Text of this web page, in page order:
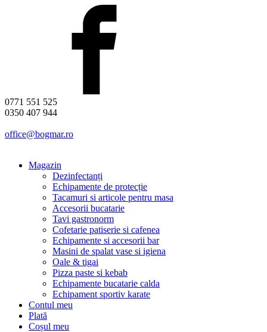
0771 551 525
0350 407 944
office@bogmar.ro
Magazin
Dezinfectanți
Echipamente de protecție
Tacamuri si articole pentru masa
Accesorii bucatarie
Tavi gastronorm
Cofetarie patiserie si cafenea
Echipamente si accesorii bar
Masini de spalat vase si igiena
Oale & tigai
Pizza paste si kebab
Echipamente bucatarie calda
Echipament sportiv karate
Contul meu
Plată
Coșul meu